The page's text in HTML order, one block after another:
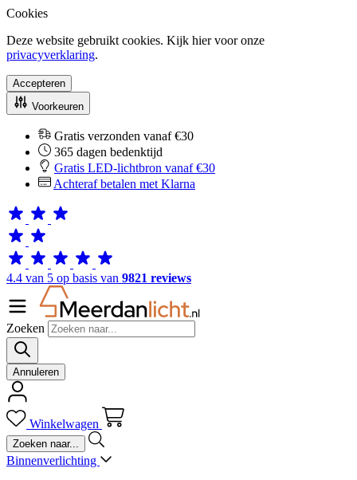
Cookies
Deze website gebruikt cookies. Kijk hier voor onze
privacyverklaring.
Accepteren
Voorkeuren
Gratis verzonden vanaf €30
365 dagen bedenktijd
Gratis LED-lichtbron vanaf €30
Achteraf betalen met Klarna
4.4 van 5 op basis van 9821 reviews
Zoeken
Annuleren
Winkelwagen
Binnenverlichting